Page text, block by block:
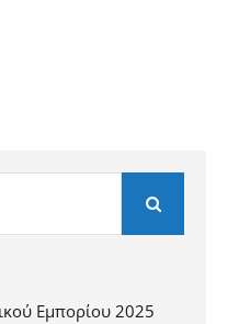
Εμπορίου 2025